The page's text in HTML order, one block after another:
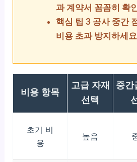
과 계약서 꼼꼼히 확
핵심 팁 3 공사 중간
비용 초과 방지하세요
비용 항목
고급 자재
선택
중간
초기 비
용
높음